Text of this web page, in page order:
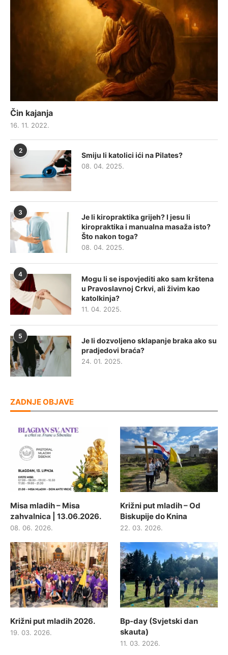
Čin kajanja
16. 11. 2022.
2
Smiju li katolici ići na Pilates?
08. 04. 2025.
3
Je li kiropraktika grijeh? I jesu li
kiropraktika i manualna masaža isto?
Što nakon toga?
08. 04. 2025.
4
Mogu li se ispovjediti ako sam krštena
u Pravoslavnoj Crkvi, ali živim kao
katolkinja?
11. 04. 2025.
5
Je li dozvoljeno sklapanje braka ako su
pradjedovi braća?
24. 01. 2025.
ZADNJE OBJAVE
Misa mladih – Misa
zahvalnica | 13.06.2026.
08. 06. 2026.
Križni put mladih – Od
Biskupije do Knina
22. 03. 2026.
Križni put mladih 2026.
19. 03. 2026.
Bp-day (Svjetski dan
skauta)
11. 03. 2026.